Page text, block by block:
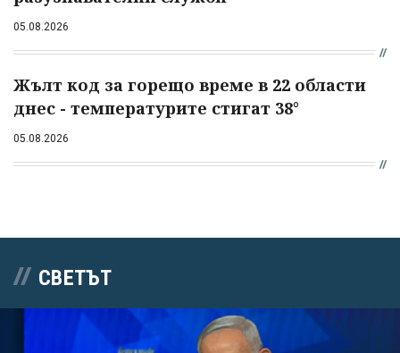
05.08.2026
Жълт код за горещо време в 22 области
днес - температурите стигат 38°
05.08.2026
СВЕТЪТ